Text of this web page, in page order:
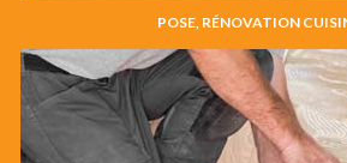
POSE, RÉNOVATION